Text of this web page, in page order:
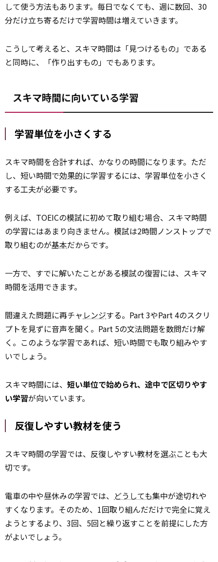
して使う方法もあります。毎日でなくても、週に数回、30
分だけ立ち寄るだけで学習時間は増えていきます。
こうして考えると、スキマ時間は「見つけるもの」である
と同時に、「作り出すもの」でもあります。
スキマ時間に向いている学習
学習単位を小さくする
スキマ時間を合計すれば、かなりの時間になります。ただ
し、短い時間で効果的に学習するには、学習単位を小さく
する工夫が必要です。
例えば、TOEICの模試に初めて取り組む場合、スキマ時間
の学習にはあまり向きません。模試は2時間ノンストップで
取り組むのが基本だからです。
一方で、すでに解いたことがある模試の復習には、スキマ
時間を活用できます。
間違えた問題に再チャ レンジする。Part 3やPart 4のスクリ
プトを見ずに音声を聞く。Part 5の文法問題を数問だけ解
く。このような学習であれば、短い時間でも取り組みやす
いでしょう。
スキマ時間には、 短い単位で始められ、途中で区切りやす
い学習が向いています。
反復しやすい教材を使う
スキマ時間の学習では、反復しやすい教材を選ぶことも大
切です。
電車の中や昼休みの学習では、 どうしても集中が途切れや
すくなります。そのため、1回取り組んだだけで完全に覚え
ようとするより、3回、5回と繰り返すことを前提にした方
がよいでしょう。